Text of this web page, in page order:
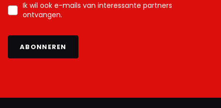
Ik wil ook e-mails van interessante partners
ontvangen.
ABONNEREN